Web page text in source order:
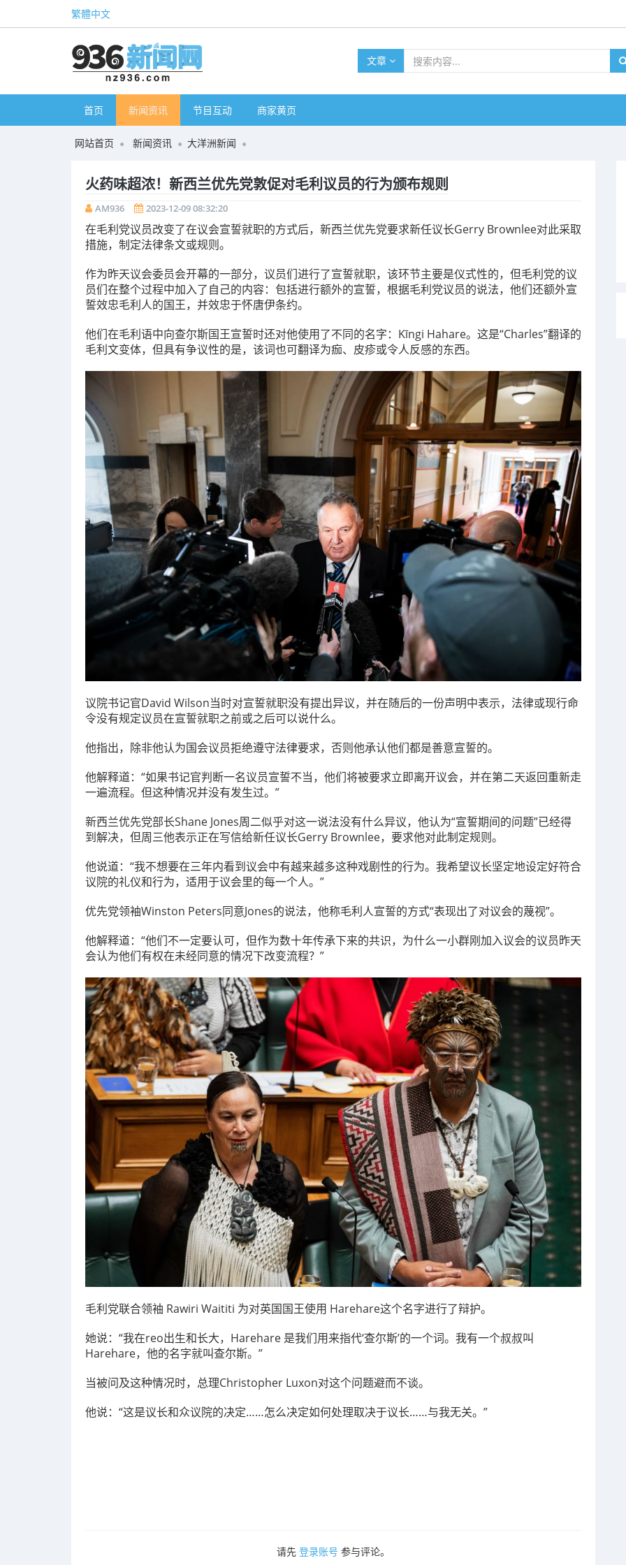
繁體中文
文章
首页 新闻资讯 节目互动 商家黄页
网站首页 新闻资讯 大洋洲新闻
火药味超浓！新西兰优先党敦促对毛利议员的行为颁布规则
AM936 2023-12-09 08:32:20
在毛利党议员改变了在议会宣誓就职的方式后，新西兰优先党要求新任议长Gerry Brownlee对此采取
措施，制定法律条文或规则。
作为昨天议会委员会开幕的一部分，议员们进行了宣誓就职，该环节主要是仪式性的，但毛利党的议
员们在整个过程中加入了自己的内容：包括进行额外的宣誓，根据毛利党议员的说法，他们还额外宣
誓效忠毛利人的国王，并效忠于怀唐伊条约。
他们在毛利语中向查尔斯国王宣誓时还对他使用了不同的名字：Kīngi Hahare。这是“Charles”翻译的
毛利文变体，但具有争议性的是，该词也可翻译为痂、皮疹或令人反感的东西。
议院书记官David Wilson当时对宣誓就职没有提出异议，并在随后的一份声明中表示，法律或现行命
令没有规定议员在宣誓就职之前或之后可以说什么。
他指出，除非他认为国会议员拒绝遵守法律要求，否则他承认他们都是善意宣誓的。
他解释道：“如果书记官判断一名议员宣誓不当，他们将被要求立即离开议会，并在第二天返回重新走
一遍流程。但这种情况并没有发生过。”
新西兰优先党部长Shane Jones周二似乎对这一说法没有什么异议，他认为“宣誓期间的问题”已经得
到解决，但周三他表示正在写信给新任议长Gerry Brownlee，要求他对此制定规则。
他说道：“我不想要在三年内看到议会中有越来越多这种戏剧性的行为。我希望议长坚定地设定好符合
议院的礼仪和行为，适用于议会里的每一个人。”
优先党领袖Winston Peters同意Jones的说法，他称毛利人宣誓的方式“表现出了对议会的蔑视”。
他解释道：“他们不一定要认可，但作为数十年传承下来的共识，为什么一小群刚加入议会的议员昨天
会认为他们有权在未经同意的情况下改变流程？”
毛利党联合领袖 Rawiri Waititi 为对英国国王使用 Harehare这个名字进行了辩护。
她说：“我在reo出生和长大，Harehare 是我们用来指代‘查尔斯’的一个词。我有一个叔叔叫
Harehare，他的名字就叫查尔斯。”
当被问及这种情况时，总理Christopher Luxon对这个问题避而不谈。
他说：“这是议长和众议院的决定……怎么决定如何处理取决于议长……与我无关。”
请先 登录账号 参与评论。